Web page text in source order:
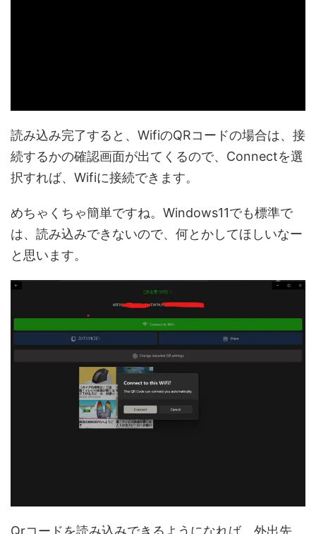
読み込み完了すると、WifiのQRコードの場合は、接
続するかの確認画面が出てくるので、Connectを選
択すれば、Wifiに接続できます。
めちゃくちゃ簡単ですね。Windows11でも標準で
は、読み込みできないので、何とかしてほしいなー
と思います。
Qrコードを読み込みできるようになれば、外出先